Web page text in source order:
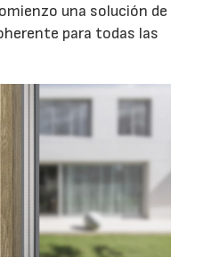
una solución de
para todas las